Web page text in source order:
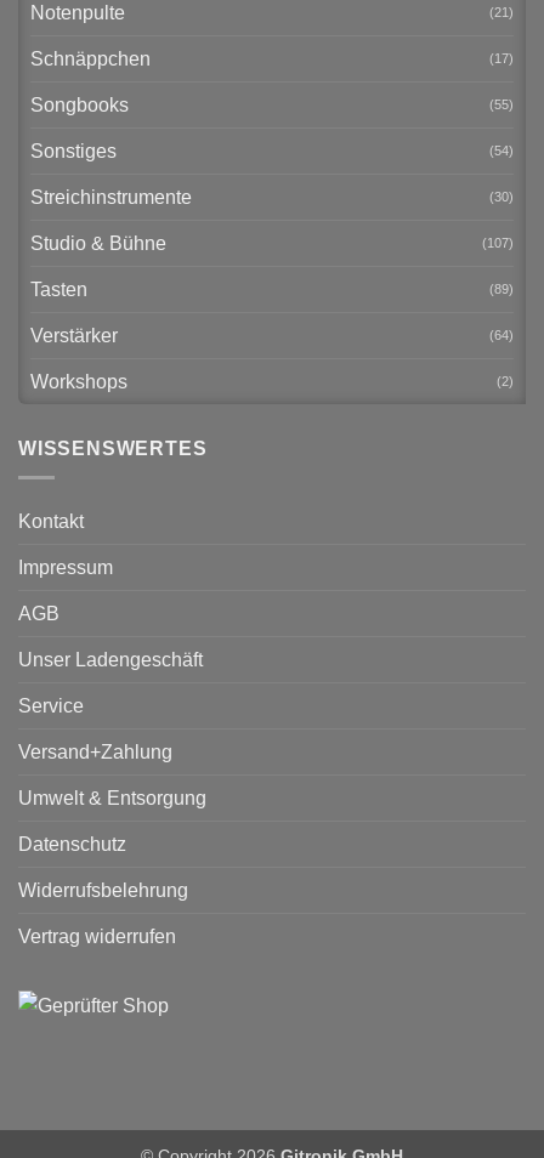
Notenpulte (21)
Schnäppchen (17)
Songbooks (55)
Sonstiges (54)
Streichinstrumente (30)
Studio & Bühne (107)
Tasten (89)
Verstärker (64)
Workshops (2)
WISSENSWERTES
Kontakt
Impressum
AGB
Unser Ladengeschäft
Service
Versand+Zahlung
Umwelt & Entsorgung
Datenschutz
Widerrufsbelehrung
Vertrag widerrufen